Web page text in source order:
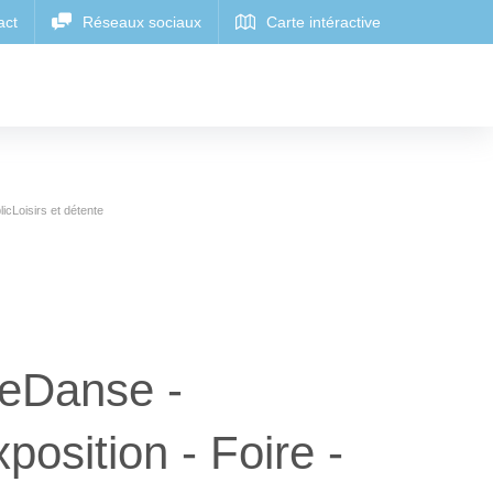
et détente
-
- Foire -